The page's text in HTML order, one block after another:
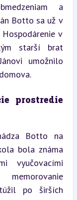
a
Botto sa už v
v
starší brat
umožnilo
prostredie
Botto na
bola známa
vyučovacími
po širších